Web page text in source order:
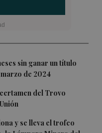
sin ganar un título
de 2024
del Trovo
y se lleva el trofeo